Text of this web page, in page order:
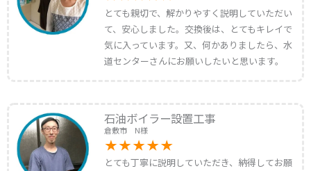
とても親切で、解かりやすく説明していただい
て、安心しました。交換後は、とてもキレイで
気に入っています。又、何かありましたら、水
道センターさんにお願いしたいと思います。
石油ボイラー設置工事
倉敷市 N様
とても丁寧に説明していただき、納得してお願